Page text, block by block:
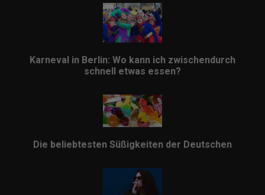
Karneval in Berlin: Wo kann ich zwischendurch
schnell etwas essen?
Die beliebtesten Süßigkeiten der Deutschen